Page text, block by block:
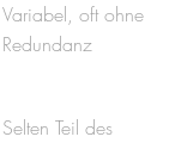
Variabel, oft ohne
Redundanz
Selten Teil des